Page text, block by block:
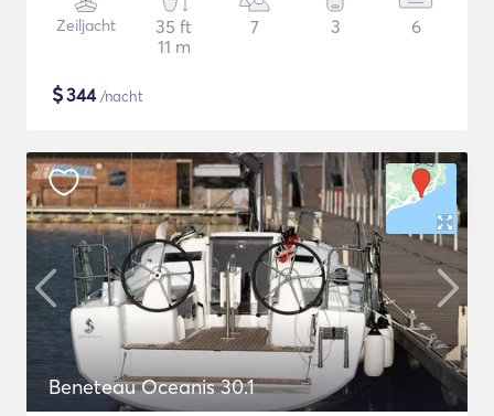
Zeiljacht
35 ft
11 m
7 3 6
$344/nacht
Beneteau Oceanis 30.1